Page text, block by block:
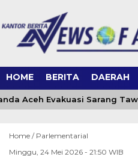
HOME BERITA DAERAH
Aceh Evakuasi Sarang
Home / Parlementarial
Minggu, 24 Mei 2026 - 21:50 WIB